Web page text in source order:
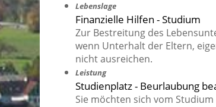
Lebenslage
Finanzielle Hilfen - Studium
Zur Bestreitung des
wenn Unterhalt der Eltern,
nicht ausreichen.
Leistung
Studienplatz - Beurlaubung
Sie möchten sich vom